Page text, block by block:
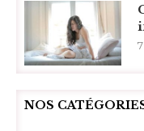
NOS